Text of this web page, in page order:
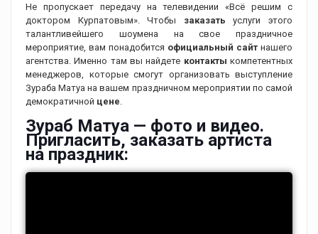
Не пропускает передачу на телевидении «Всё решим с
доктором Курпатовым». Чтобы заказатьуслуги этого
талантливейшего шоумена на свое праздничное
мероприятие, вам понадобится официальный сайт нашего
агентства. Именно там вы найдете контактыкомпетентных
менеджеров, которые смогут организовать выступление
Зураба Матуа на вашем праздничном мероприятии по самой
демократичной цене.
Зураб Матуа — фото и видео.
Пригласить, заказать артиста
на праздник: